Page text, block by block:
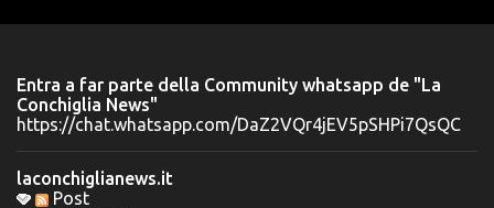
n
t
i
Entra a far parte della Community whatsapp de "La
Conchiglia News"
https://chat.whatsapp.com/DaZ2VQr4jEV5pSHPi7QsQC
laconchiglianews.it
Post